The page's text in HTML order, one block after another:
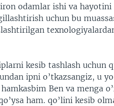
odamlar ishi va hayotini
uchun bu
kesib tashlash uchun
ipni o’tkazsangiz, u
Ben va menga
ham. qo’lini kesib